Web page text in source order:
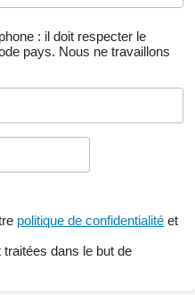
: il doit respecter le
pays. Nous ne travaillons
politique de confidentialité et
dans le but de